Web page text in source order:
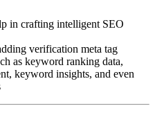
in crafting intelligent SEO
verification meta tag
as keyword ranking data,
keyword insights, and even